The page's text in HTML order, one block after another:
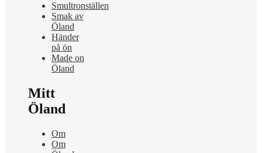
Smultronställen
Smak av
Öland
Händer
på ön
Made on
Öland
Mitt
Öland
Om
Om